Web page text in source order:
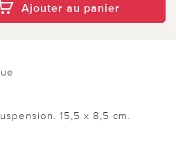
Ajouter au panier
15,5 x 8,5 cm.